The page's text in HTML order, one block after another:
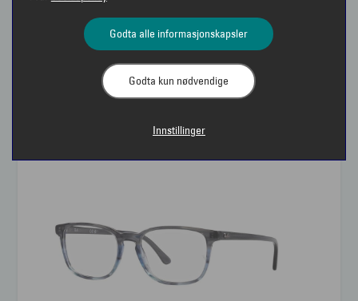
VIS FILTER
damebriller er stor, og du kan velge innfatninger fra
klassiske favoritter til det siste nye som følger
trendene. For damer er briller en viktig del av
personligheten og derfor er det fint å ha briller til
Godta alle informasjonskapsler
Godta kun nødvendige
Innstillinger